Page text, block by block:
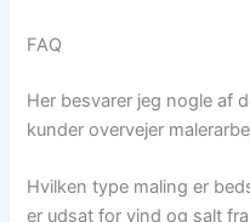
FAQ
Her besvarer jeg nogle af
kunder overvejer
Hvilken type maling er
er udsat for vind og salt